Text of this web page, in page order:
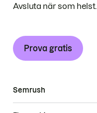
Avsluta när som helst.
Prova gratis
Semrush